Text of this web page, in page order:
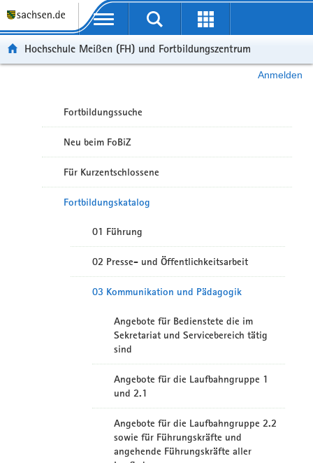
Portalübergreifende Navigation
Hochschule Meißen (FH) und Fortbildungszentrum
Anmelden
Fortbildungssuche
Neu beim FoBiZ
Für Kurzentschlossene
Fortbildungskatalog
01 Führung
02 Presse- und Öffentlichkeitsarbeit
03 Kommunikation und Pädagogik
Angebote für Bedienstete die im
Sekretariat und Servicebereich tätig
sind
Angebote für die Laufbahngruppe 1
und 2.1
Angebote für die Laufbahngruppe 2.2
sowie für Führungskräfte und
angehende Führungskräfte aller